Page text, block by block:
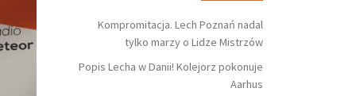
Kompromitacja. Lech Poznań nadal
tylko marzy o Lidze Mistrzów
Popis Lecha w Danii! Kolejorz pokonuje
Aarhus